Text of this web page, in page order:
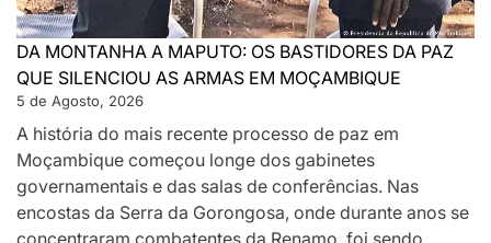
DA MONTANHA A MAPUTO: OS BASTIDORES DA PAZ
QUE SILENCIOU AS ARMAS EM MOÇAMBIQUE
5 de Agosto, 2026
A história do mais recente processo de paz em
Moçambique começou longe dos gabinetes
governamentais e das salas de conferências. Nas
encostas da Serra da Gorongosa, onde durante anos se